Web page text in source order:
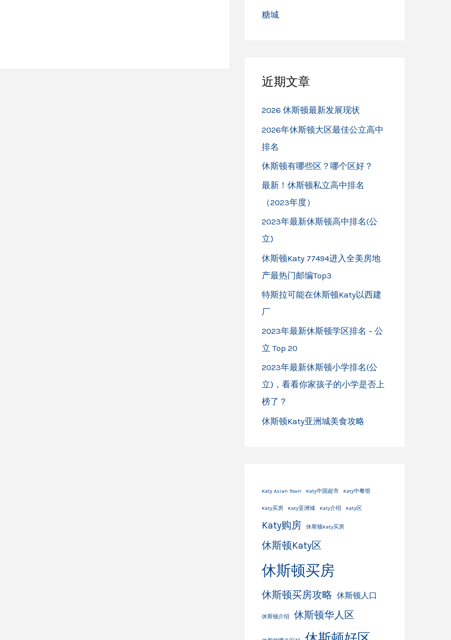
糖城
近期文章
2026 休斯顿最新发展现状
2026年休斯顿大区最佳公立高中
排名
休斯顿有哪些区？哪个区好？
最新！休斯顿私立高中排名
（2023年度）
2023年最新休斯顿高中排名(公
立)
休斯顿Katy 77494进入全美房地
产最热门邮编Top3
特斯拉可能在休斯顿Katy以西建
厂
2023年最新休斯顿学区排名 – 公
立 Top 20
2023年最新休斯顿小学排名(公
立)，看看你家孩子的小学是否上
榜了？
休斯顿Katy亚洲城美食攻略
Katy Asian Town Katy中国超市 Katy中餐馆
Katy买房 Katy亚洲城 Katy介绍 Katy区
Katy购房 休斯顿Katy买房
休斯顿Katy区
休斯顿买房
休斯顿买房攻略 休斯顿人口
休斯顿介绍 休斯顿华人区